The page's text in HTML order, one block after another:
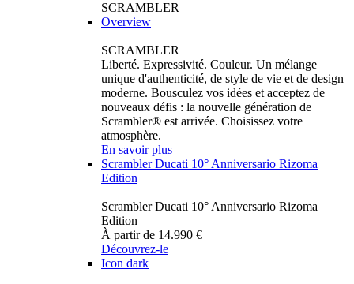
SCRAMBLER
Overview
SCRAMBLER
Liberté. Expressivité. Couleur. Un mélange
unique d'authenticité, de style de vie et de design
moderne. Bousculez vos idées et acceptez de
nouveaux défis : la nouvelle génération de
Scrambler® est arrivée. Choisissez votre
atmosphère.
En savoir plus
Scrambler Ducati 10° Anniversario Rizoma
Edition
Scrambler Ducati 10° Anniversario Rizoma
Edition
À partir de 14.990 €
Découvrez-le
Icon dark